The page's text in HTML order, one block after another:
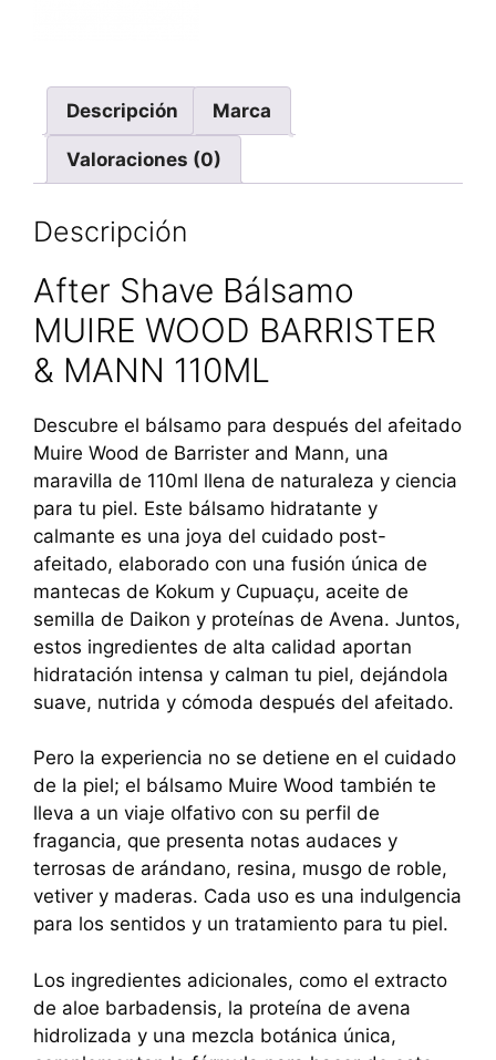
Descripción Marca
Valoraciones (0)
Descripción
After Shave Bálsamo
MUIRE WOOD BARRISTER
& MANN 110ML
Descubre el bálsamo para después del afeitado
Muire Wood de Barrister and Mann, una
maravilla de 110ml llena de naturaleza y ciencia
para tu piel. Este bálsamo hidratante y
calmante es una joya del cuidado post-
afeitado, elaborado con una fusión única de
mantecas de Kokum y Cupuaçu, aceite de
semilla de Daikon y proteínas de Avena. Juntos,
estos ingredientes de alta calidad aportan
hidratación intensa y calman tu piel, dejándola
suave, nutrida y cómoda después del afeitado.
Pero la experiencia no se detiene en el cuidado
de la piel; el bálsamo Muire Wood también te
lleva a un viaje olfativo con su perfil de
fragancia, que presenta notas audaces y
terrosas de arándano, resina, musgo de roble,
vetiver y maderas. Cada uso es una indulgencia
para los sentidos y un tratamiento para tu piel.
Los ingredientes adicionales, como el extracto
de aloe barbadensis, la proteína de avena
hidrolizada y una mezcla botánica única,